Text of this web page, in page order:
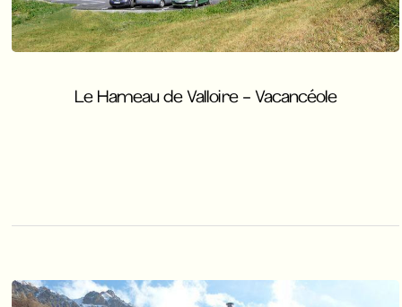
Le Hameau de Valloire - Vacancéole